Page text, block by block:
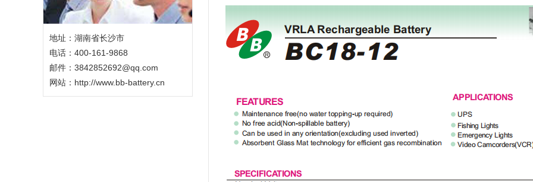
地址：湖南省长沙市
电话：400-161-9868
邮件：3842852692@qq.com
网站： http://www.bb-battery.cn